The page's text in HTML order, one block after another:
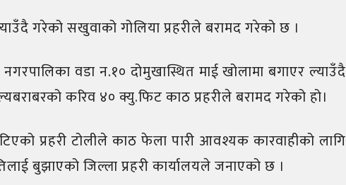
गरेको सखुवाको गोलिया प्रहरीले बरामद गरेको छ ।
वडा न.१० दोमुखास्थित माई खोलामा बगाएर ल्याउँदै
करिव ४० क्यु.फिट काठ प्रहरीले बरामद गरेको हो।
प्रहरी टोलीले काठ फेला पारी आवश्यक कारवाहीको लागि
बुझाएको जिल्ला प्रहरी कार्यालयले जनाएको छ ।